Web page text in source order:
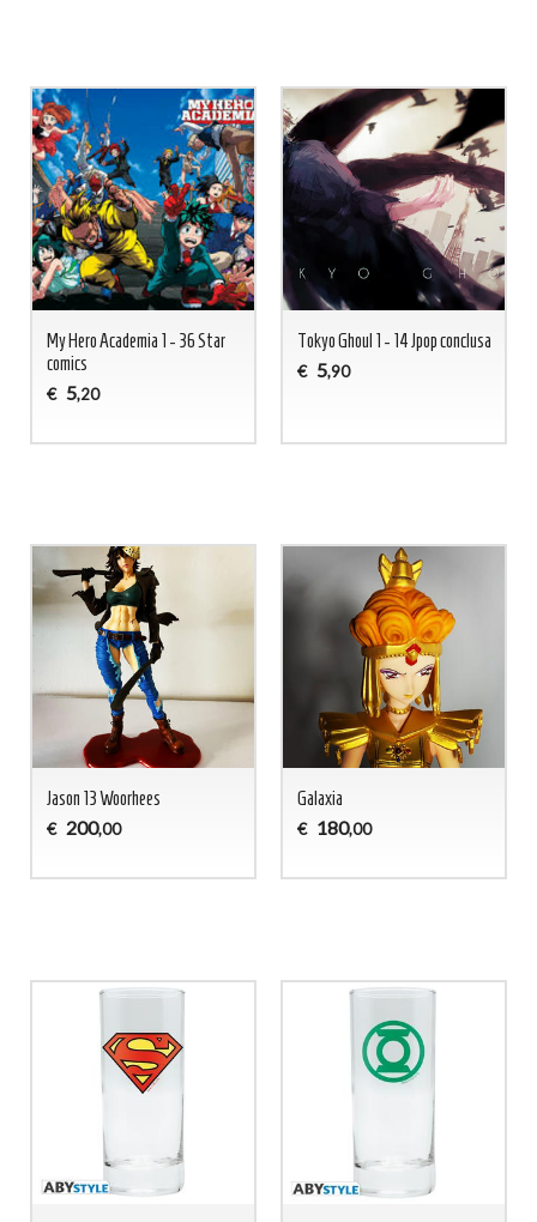
My Hero Academia 1 - 36 Star
comics
€ 5,20
Tokyo Ghoul 1 - 14 Jpop conclusa
€ 5,90
Jason 13 Woorhees
€ 200,00
Galaxia
€ 180,00